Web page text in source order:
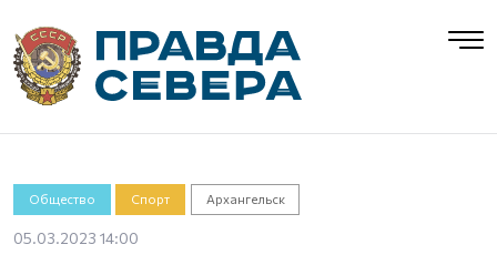
Общество Спорт Архангельск
05.03.2023 14:00